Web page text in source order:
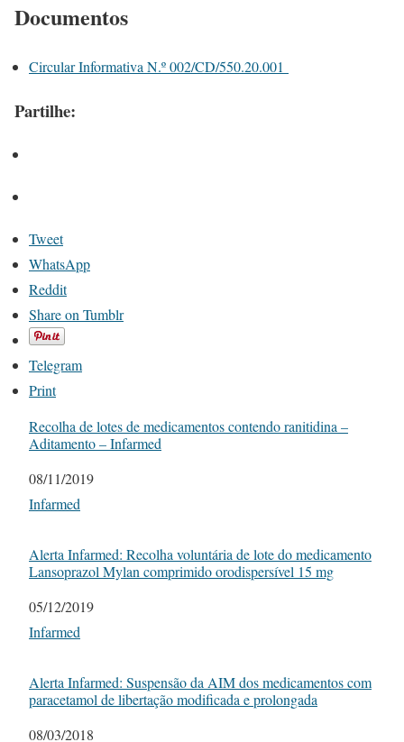
Documentos
Circular Informativa N.º 002/CD/550.20.001
Partilhe:
Tweet
WhatsApp
Reddit
Share on Tumblr
Telegram
Print
Recolha de lotes de medicamentos contendo ranitidina –
Aditamento – Infarmed
Date
08/11/2019
In relation to
Infarmed
Alerta Infarmed: Recolha voluntária de lote do medicamento
Lansoprazol Mylan comprimido orodispersível 15 mg
Date
05/12/2019
In relation to
Infarmed
Alerta Infarmed: Suspensão da AIM dos medicamentos com
paracetamol de libertação modificada e prolongada
Date
08/03/2018